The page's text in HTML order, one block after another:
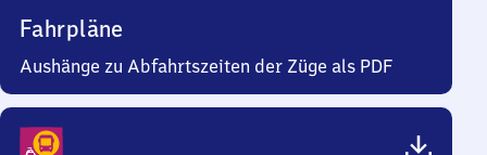
Fahrpläne
Aushänge zu Abfahrtszeiten der Züge als PDF